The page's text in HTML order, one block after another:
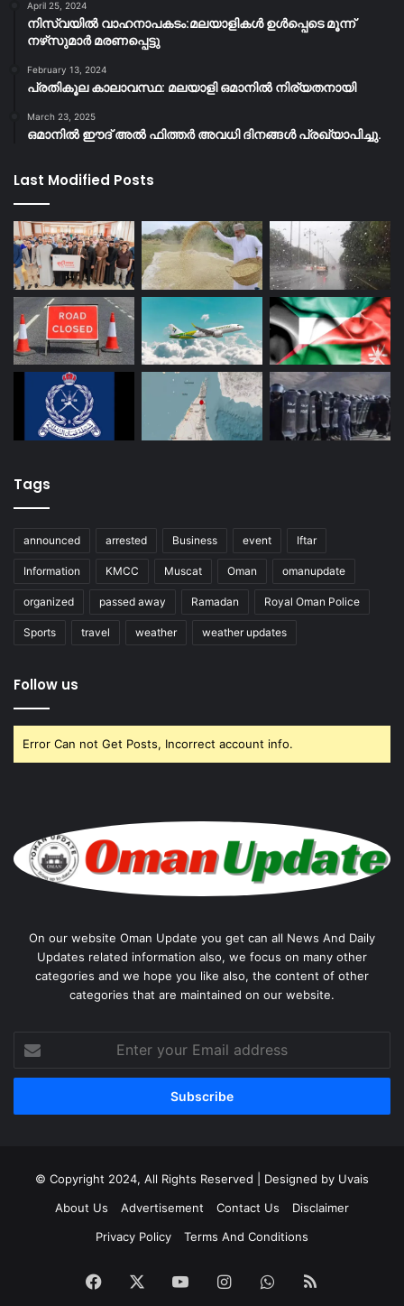
April 25, 2024
നിസ്‌വയിൽ വാഹനാപകടം:മലയാളികള്‍ ഉള്‍പ്പെടെ മൂന്ന്
നഴ്‌സുമാര്‍ മരണപ്പെട്ടു
February 13, 2024
പ്രതികൂല കാലാവസ്ഥ: മലയാളി ഒമാനിൽ നിര്യതനായി
March 23, 2025
ഒമാനിൽ ഈദ് അൽ ഫിത്തർ അവധി ദിനങ്ങൾ പ്രഖ്യാപിച്ചു.
Last Modified Posts
Tags
announced arrested Business event Iftar
Information KMCC Muscat Oman omanupdate
organized passed away Ramadan Royal Oman Police
Sports travel weather weather updates
Follow us
Error Can not Get Posts, Incorrect account info.
On our website Oman Update you get can all News And Daily
Updates related information also, we focus on many other
categories and we hope you like also, the content of other
categories that are maintained on our website.
your
Email
© Copyright 2024, All Rights Reserved | Designed by Uvais
About Us
Advertisement Contact Us
Disclaimer
Privacy Policy
Terms And Conditions
Facebook YouTubeInstagramWhatsApp
RSS